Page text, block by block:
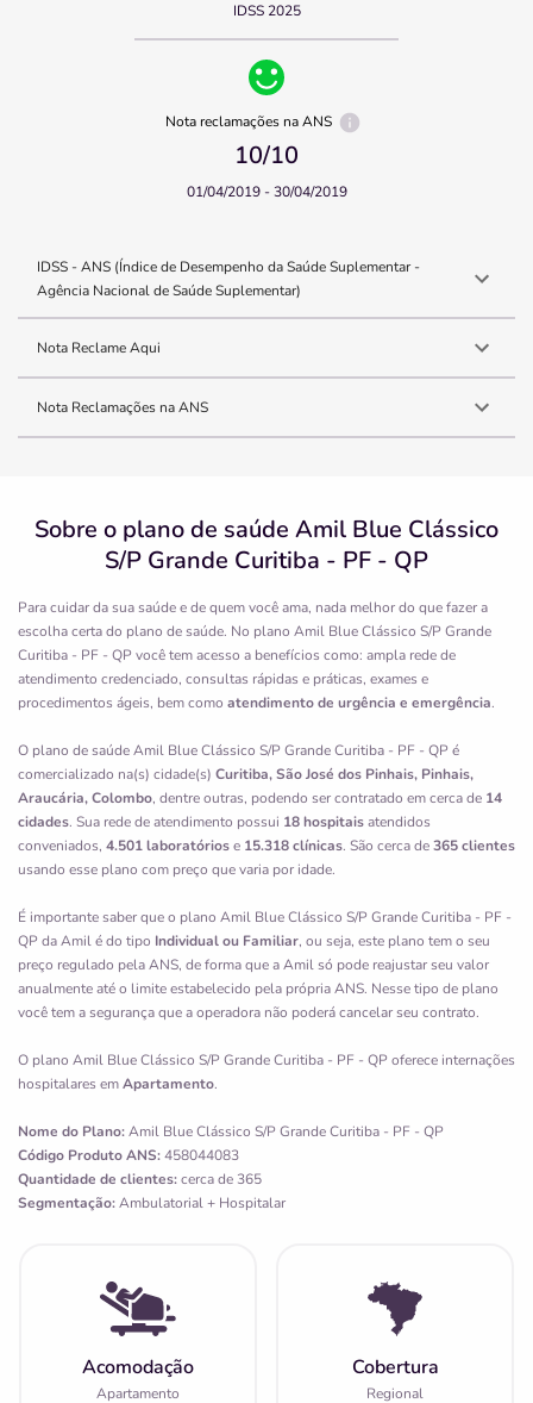
IDSS 2025
Nota reclamações na ANS
10/10
01/04/2019 - 30/04/2019
IDSS - ANS (Índice de Desempenho da Saúde Suplementar -
Agência Nacional de Saúde Suplementar)
Nota Reclame Aqui
Nota Reclamações na ANS
Sobre o plano de saúde Amil Blue Clássico
S/P Grande Curitiba - PF - QP
Para cuidar da sua saúde e de quem você ama, nada melhor do que fazer a
escolha certa do plano de saúde. No plano Amil Blue Clássico S/P Grande
Curitiba - PF - QP você tem acesso a benefícios como: ampla rede de
atendimento credenciado, consultas rápidas e práticas, exames e
procedimentos ágeis, bem como atendimento de urgência e emergência.
O plano de saúde Amil Blue Clássico S/P Grande Curitiba - PF - QP é
comercializado na(s) cidade(s) Curitiba, São José dos Pinhais, Pinhais,
Araucária, Colombo, dentre outras, podendo ser contratado em cerca de 14
cidades. Sua rede de atendimento possui 18 hospitaisatendidos
conveniados, 4.501 laboratóriose 15.318 clínicas. São cerca de365 clientes
usando esse plano com preço que varia por idade.
É importante saber que o plano Amil Blue Clássico S/P Grande Curitiba - PF -
QP da Amil é do tipo Individual ou Familiar, ou seja, este plano tem o seu
preço regulado pela ANS, de forma que a Amil só pode reajustar seu valor
anualmente até o limite estabelecido pela própria ANS. Nesse tipo de plano
você tem a segurança que a operadora não poderá cancelar seu contrato.
O plano Amil Blue Clássico S/P Grande Curitiba - PF - QP oferece internações
hospitalares emApartamento.
Nome do Plano:Amil Blue Clássico S/P Grande Curitiba - PF - QP
Código Produto ANS:458044083
Quantidade de clientes:cerca de 365
Segmentação:Ambulatorial + Hospitalar
Acomodação
Apartamento
Cobertura
Regional